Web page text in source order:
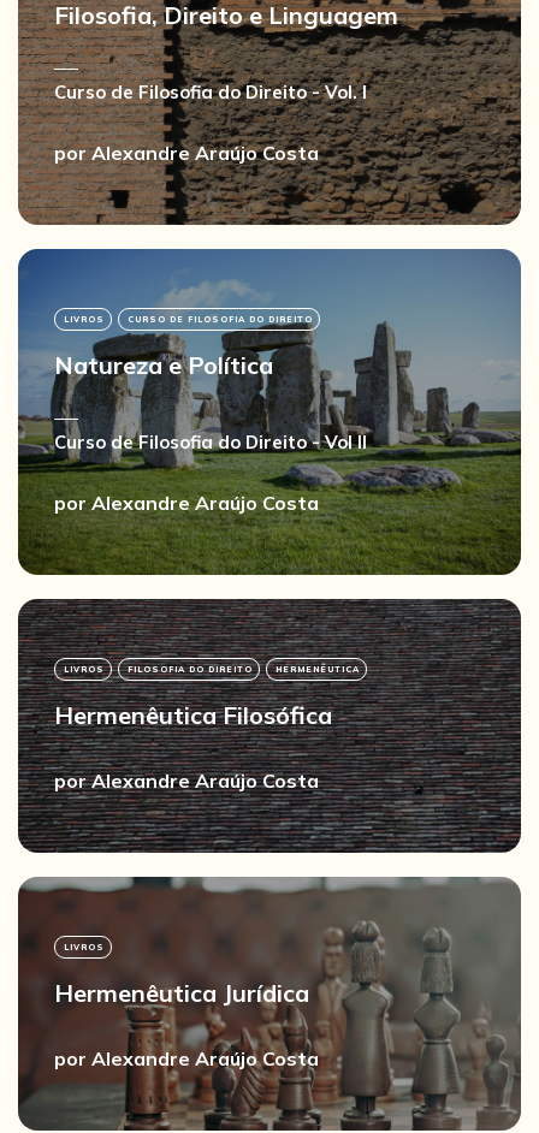
Filosofia, Direito e Linguagem
Curso de Filosofia do Direito - Vol. I
porAlexandre Araújo Costa
LIVROS CURSO DE FILOSOFIA DO DIREITO
Natureza e Política
Curso de Filosofia do Direito - Vol II
porAlexandre Araújo Costa
LIVROS FILOSOFIA DO DIREITO HERMENÊUTICA
Hermenêutica Filosófica
porAlexandre Araújo Costa
LIVROS
Hermenêutica Jurídica
por Alexandre Araújo Costa